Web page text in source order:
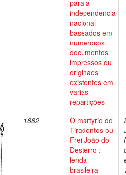
para a
independencia
nacional
baseados em
numerosos
documentos
impressos ou
originaes
existentes em
varias
repartições
1882
O martyrio do
Tiradentes ou
Frei João do
Desterro :
lenda
brasileira